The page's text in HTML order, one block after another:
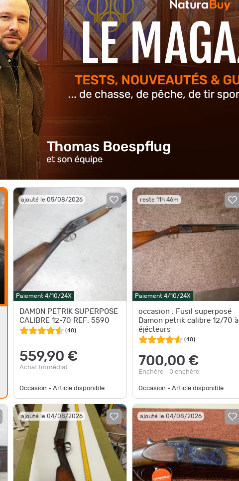
ajouté le 05/08/2026
Paiement 4/10/24X
DAMON PETRIK SUPERPOSE
CALIBRE 12-70 REF: 5590
(40)
559,90 €
Achat Immédiat
Occasion - Article disponible
reste 11h 46m
Paiement 4/10/24X
occasion : Fusil superposé
Damon petrik calibre 12/70 à
éjécteurs
(40)
700,00 €
Enchère - 0 enchère
Occasion - Article disponible
ajouté le 04/08/2026 ajouté le 04/08/2026